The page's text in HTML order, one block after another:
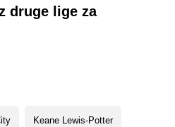
druge lige za
Keane Lewis-Potter